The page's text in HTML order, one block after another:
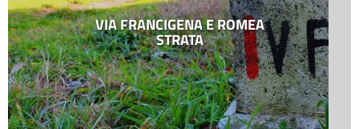
VIA FRANCIGENA E ROMEA
STRATA